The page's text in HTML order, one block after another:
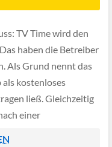
TV Time wird den
haben die Betreiber
Als Grund nennt das
kostenloses
ließ. Gleichzeitig
einer